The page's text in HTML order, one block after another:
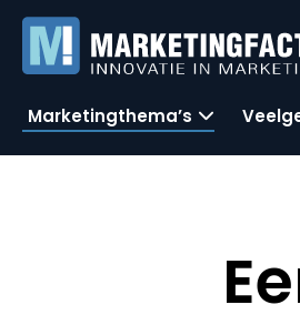
Marketingthema’s